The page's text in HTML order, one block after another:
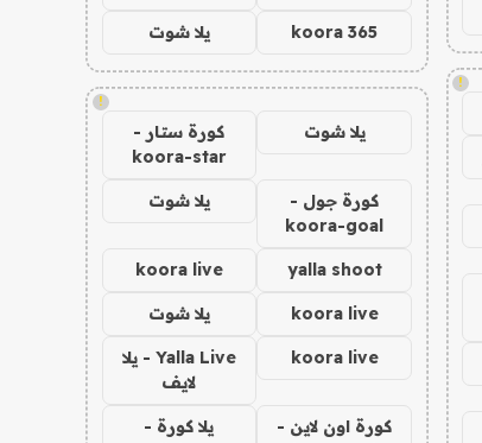
!
koora 365 يلا شوت
!
يلا شوت
كورة ستار -
koora-star
كورة جول -
koora-goal
يلا شوت
yalla shoot
koora live
koora live يلا شوت
koora live
Yalla Live - يلا
لايف
كورة اون لاين -
يلا كورة -